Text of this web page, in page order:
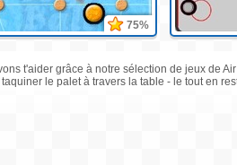
75%
t'aider grâce à notre sélection de jeux de
le palet à travers la table - le tout en